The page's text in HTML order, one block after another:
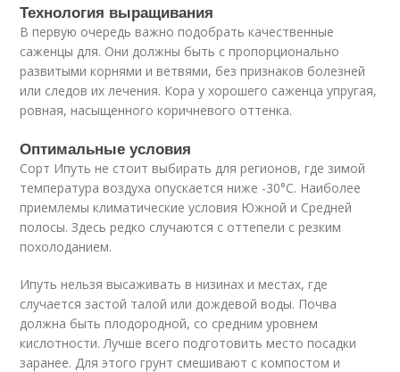
Технология выращивания
В первую очередь важно подобрать качественные
саженцы для. Они должны быть с пропорционально
развитыми корнями и ветвями, без признаков болезней
или следов их лечения. Кора у хорошего саженца упругая,
ровная, насыщенного коричневого оттенка.
Оптимальные условия
Сорт Ипуть не стоит выбирать для регионов, где зимой
температура воздуха опускается ниже -30°С. Наиболее
приемлемы климатические условия Южной и Средней
полосы. Здесь редко случаются с оттепели с резким
похолоданием.
Ипуть нельзя высаживать в низинах и местах, где
случается застой талой или дождевой воды. Почва
должна быть плодородной, со средним уровнем
кислотности. Лучше всего подготовить место посадки
заранее. Для этого грунт смешивают с компостом и